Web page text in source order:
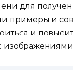
для
примеры и
и